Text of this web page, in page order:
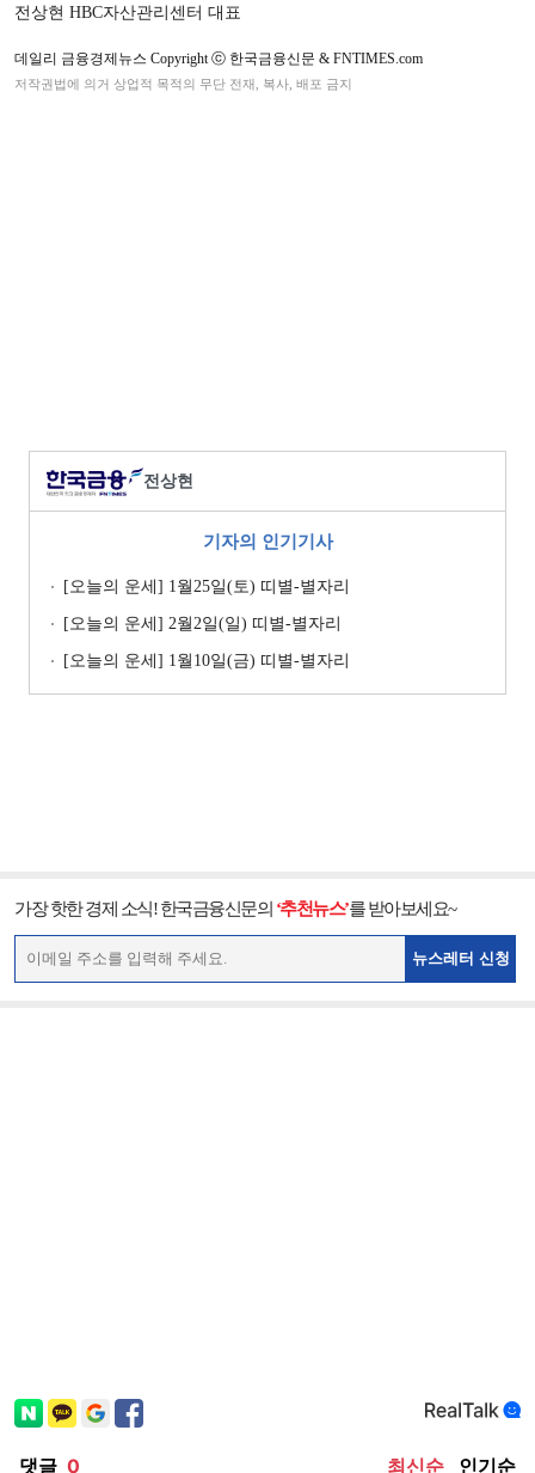
전상현 HBC자산관리센터 대표
데일리 금융경제뉴스 Copyright ⓒ 한국금융신문 & FNTIMES.com
저작권법에 의거 상업적 목적의 무단 전재, 복사, 배포 금지
전상현
기자의 인기기사
[오늘의 운세] 1월25일(토) 띠별-별자리
[오늘의 운세] 2월2일(일) 띠별-별자리
[오늘의 운세] 1월10일(금) 띠별-별자리
가장 핫한 경제 소식! 한국금융신문의 ‘추천뉴스’를 받아보세요~
뉴스레터 신청